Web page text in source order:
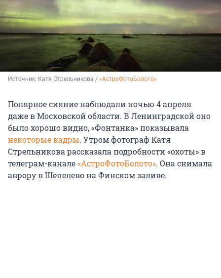
Источник: Катя Стрельникова / «АстроФотоБолото»
Полярное сияние наблюдали ночью 4 апреля
даже в Московской области. В Ленинградской оно
было хорошо видно, «Фонтанка» показывала
некоторые кадры. Утром фотограф Катя
Стрельникова рассказала подробности «охоты» в
телеграм-канале«АстроФотоБолото». Она снимала
аврору в Шепелево на Финском заливе.